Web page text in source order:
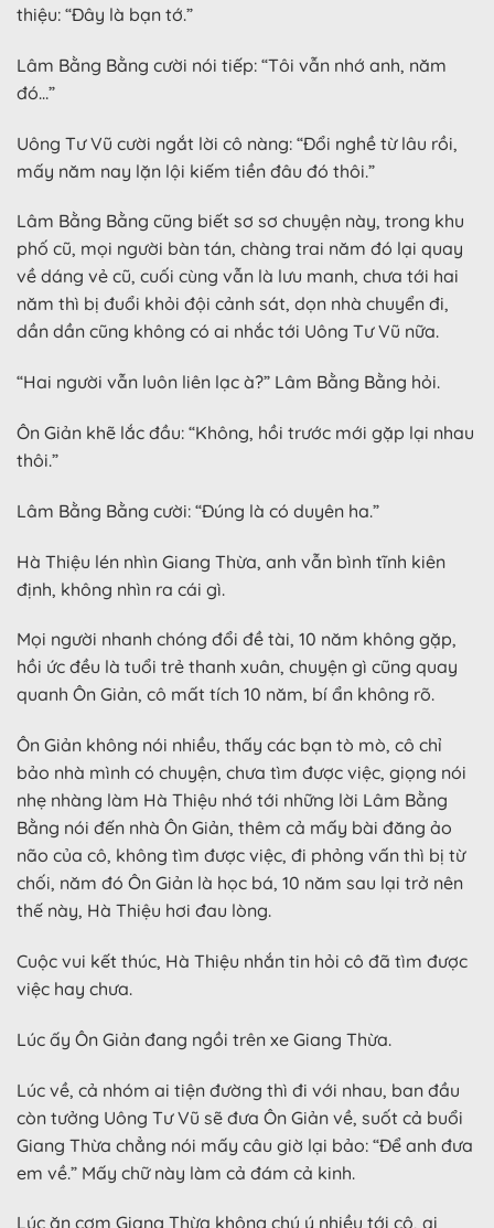
thiệu: “Đây là bạn tớ.”
Lâm Bằng Bằng cười nói tiếp: “Tôi vẫn nhớ anh, năm
đó…”
Uông Tư Vũ cười ngắt lời cô nàng: “Đổi nghề từ lâu rồi,
mấy năm nay lặn lội kiếm tiền đâu đó thôi.”
Lâm Bằng Bằng cũng biết sơ sơ chuyện này, trong khu
phố cũ, mọi người bàn tán, chàng trai năm đó lại quay
về dáng vẻ cũ, cuối cùng vẫn là lưu manh, chưa tới hai
năm thì bị đuổi khỏi đội cảnh sát, dọn nhà chuyển đi,
dần dần cũng không có ai nhắc tới Uông Tư Vũ nữa.
“Hai người vẫn luôn liên lạc à?” Lâm Bằng Bằng hỏi.
Ôn Giản khẽ lắc đầu: “Không, hồi trước mới gặp lại nhau
thôi.”
Lâm Bằng Bằng cười: “Đúng là có duyên ha.”
Hà Thiệu lén nhìn Giang Thừa, anh vẫn bình tĩnh kiên
định, không nhìn ra cái gì.
Mọi người nhanh chóng đổi đề tài, 10 năm không gặp,
hồi ức đều là tuổi trẻ thanh xuân, chuyện gì cũng quay
quanh Ôn Giản, cô mất tích 10 năm, bí ẩn không rõ.
Ôn Giản không nói nhiều, thấy các bạn tò mò, cô chỉ
bảo nhà mình có chuyện, chưa tìm được việc, giọng nói
nhẹ nhàng làm Hà Thiệu nhớ tới những lời Lâm Bằng
Bằng nói đến nhà Ôn Giản, thêm cả mấy bài đăng ảo
não của cô, không tìm được việc, đi phỏng vấn thì bị từ
chối, năm đó Ôn Giản là học bá, 10 năm sau lại trở nên
thế này, Hà Thiệu hơi đau lòng.
Cuộc vui kết thúc, Hà Thiệu nhắn tin hỏi cô đã tìm được
việc hay chưa.
Lúc ấy Ôn Giản đang ngồi trên xe Giang Thừa.
Lúc về, cả nhóm ai tiện đường thì đi với nhau, ban đầu
còn tưởng Uông Tư Vũ sẽ đưa Ôn Giản về, suốt cả buổi
Giang Thừa chẳng nói mấy câu giờ lại bảo: “Để anh đưa
em về.” Mấy chữ này làm cả đám cả kinh.
Lúc ăn cơm Giang Thừa không chú ý nhiều tới cô, ai